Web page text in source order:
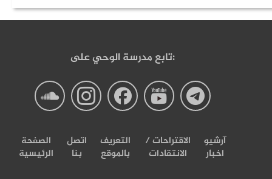
تابع مدرسة الوحي على:
صفحة
مدرسة
صفحة
مدرسة
صفحة
مدرسة
صفحة
مدرسة
صفحة
مدرسة
الصفحة
الرئيسية
اتصل
بنا
التعریف
بالموقع
الاقتراحات /
الانتقادات
آرشیو
اخبار